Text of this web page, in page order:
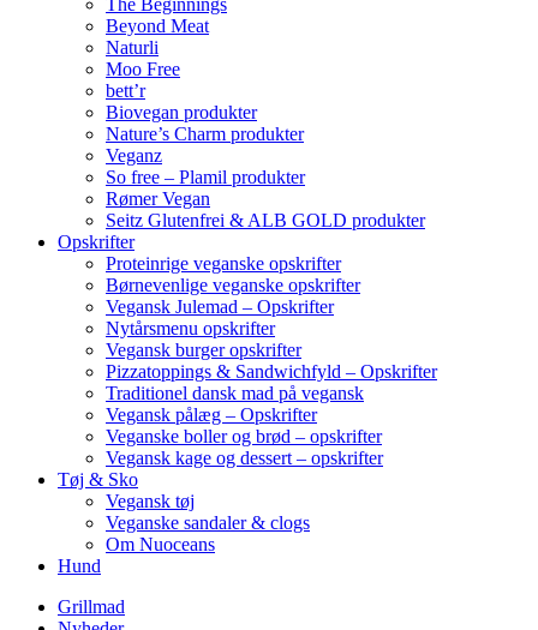
Beyond Meat
Naturli
Moo Free
bett’r
Biovegan produkter
Nature’s Charm produkter
Veganz
So free – Plamil produkter
Rømer Vegan
Seitz Glutenfrei & ALB GOLD produkter
Opskrifter
Proteinrige veganske opskrifter
Børnevenlige veganske opskrifter
Vegansk Julemad – Opskrifter
Nytårsmenu opskrifter
Vegansk burger opskrifter
Pizzatoppings & Sandwichfyld – Opskrifter
Traditionel dansk mad på vegansk
Vegansk pålæg – Opskrifter
Veganske boller og brød – opskrifter
Vegansk kage og dessert – opskrifter
Tøj & Sko
Vegansk tøj
Veganske sandaler & clogs
Om Nuoceans
Hund
Grillmad